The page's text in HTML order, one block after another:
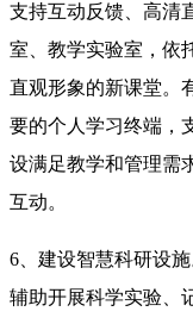
支持互动反馈、高清
室、教学实验室，依
直观形象的新课堂。
要的个人学习终端，
设满足教学和管理需
互动。
6、建设智慧科研设
辅助开展科学实验、